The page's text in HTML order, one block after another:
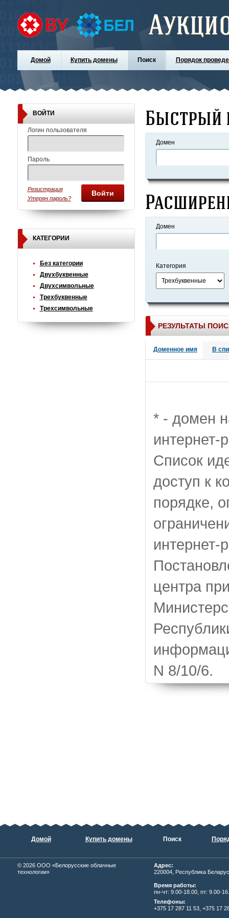
Домой Купить домены Поиск Порядок
ВОЙТИ
Логин пользователя
Пароль
Войти
Регистрация
Утерян пароль?
КАТЕГОРИИ
Без категории
Двухбуквенные
Двухсимвольные
Трехбуквенные
Трехсимвольные
Быстрый
Домен
Домен
Категория
РЕЗУЛЬТАТЫ
Доменное имя В
* - домен
интернет-
Список
доступ к
порядке,
интернет-
центра
N 8/10/6.
Домой Купить домены Поиск
© 2026 ОOО «Белорусские облачные
технологии»
Адрес:
220004, Республика
Время работы:
пн-чт: 9.00-18.00, пт: 9.00-
Телефоны:
+375 17 287 11 53, +375 17